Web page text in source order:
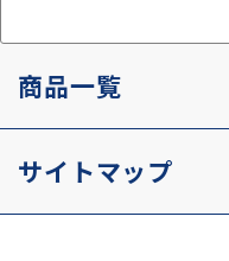
商品一覧
サイトマップ